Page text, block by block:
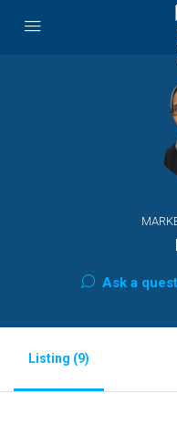
Ask a
Listing (9)